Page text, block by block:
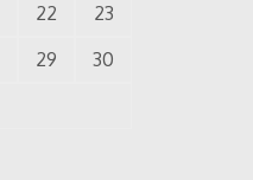
22
23
29
30